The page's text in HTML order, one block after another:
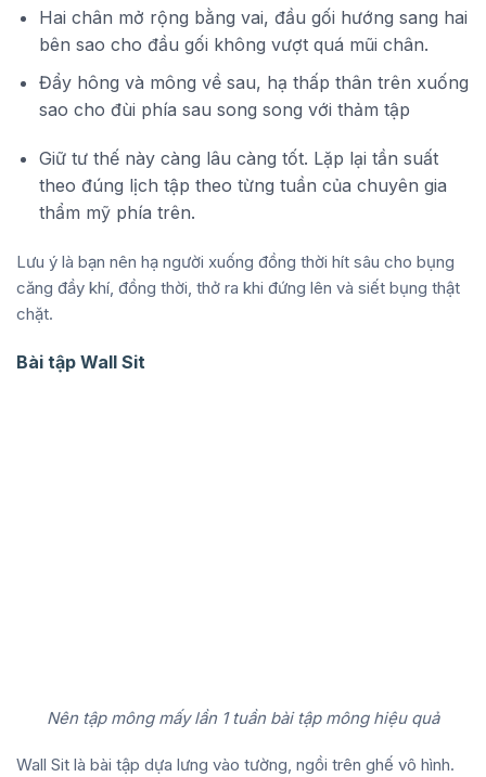
Hai chân mở rộng bằng vai, đầu gối hướng sang hai
bên sao cho đầu gối không vượt quá mũi chân.
Đẩy hông và mông về sau, hạ thấp thân trên xuống
sao cho đùi phía sau song song với thảm tập
Giữ tư thế này càng lâu càng tốt. Lặp lại tần suất
theo đúng lịch tập theo từng tuần của chuyên gia
thẩm mỹ phía trên.
Lưu ý là bạn nên hạ người xuống đồng thời hít sâu cho bụng
căng đầy khí, đồng thời, thở ra khi đứng lên và siết bụng thật
chặt.
Bài tập Wall Sit
Nên tập mông mấy lần 1 tuần bài tập mông hiệu quả
Wall Sit là bài tập dựa lưng vào tường, ngồi trên ghế vô hình.